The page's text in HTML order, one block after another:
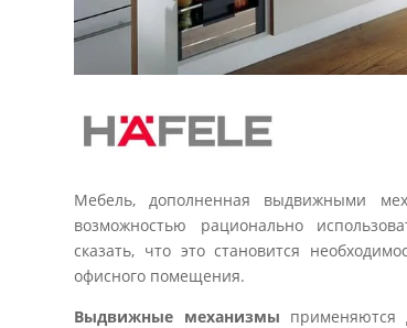
Мебель, дополненная выдвижными
возможностью рационально
сказать, что это становится
офисного помещения.
Выдвижные механизмы